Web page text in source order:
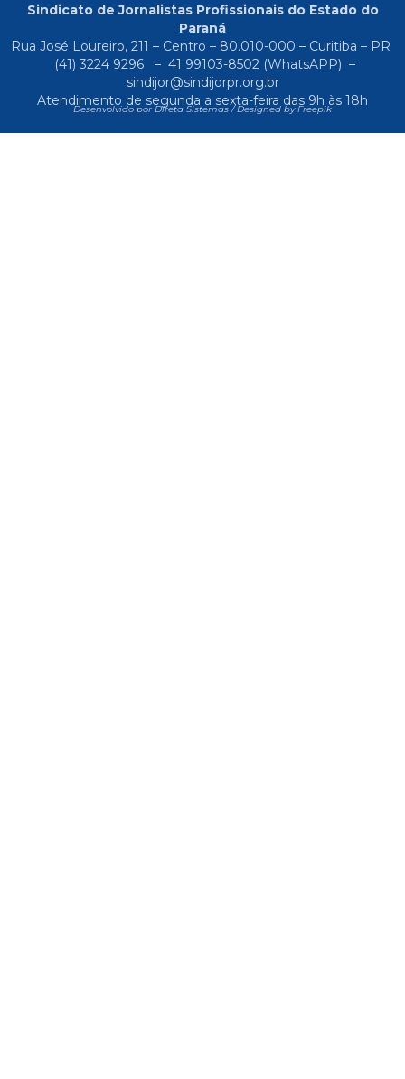
Sindicato de Jornalistas Profissionais do Estado do
Paraná
Rua José Loureiro, 211 – Centro – 80.010-000 – Curitiba – PR
(41) 3224 9296
– 41 99103-8502(WhatsAPP) –
sindijor@sindijorpr.org.br
Atendimento de segunda a sexta-feira das 9h às 18h
Desenvolvido por Direta Sistemas /Designed by Freepik